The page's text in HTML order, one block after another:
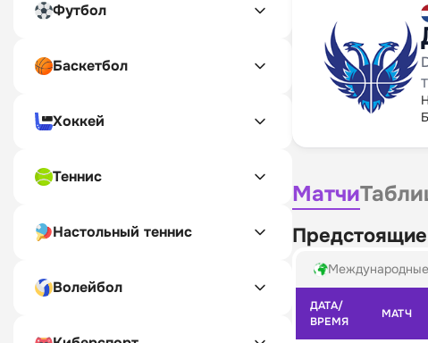
Футбол
Баскетбол
Хоккей
Теннис
Настольный теннис
Волейбол
Матчи
Международные
ДАТА/
ВРЕМЯ
МАТЧ